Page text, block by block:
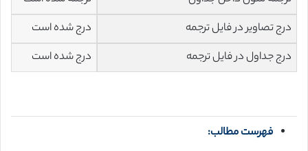
درج تصاویر در فایل ترجمه
درج شده است
درج جداول در فایل ترجمه
درج شده است
فهرست مطالب: